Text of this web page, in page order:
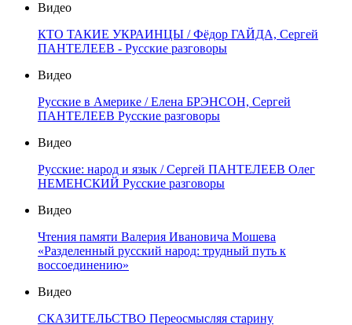
Видео
КТО ТАКИЕ УКРАИНЦЫ / Фёдор ГАЙДА, Сергей
ПАНТЕЛЕЕВ - Русские разговоры
Видео
Русские в Америке / Елена БРЭНСОН, Сергей
ПАНТЕЛЕЕВ Русские разговоры
Видео
Русские: народ и язык / Сергей ПАНТЕЛЕЕВ Олег
НЕМЕНСКИЙ Русские разговоры
Видео
Чтения памяти Валерия Ивановича Мошева
«Разделенный русский народ: трудный путь к
воссоединению»
Видео
СКАЗИТЕЛЬСТВО Переосмысляя старину